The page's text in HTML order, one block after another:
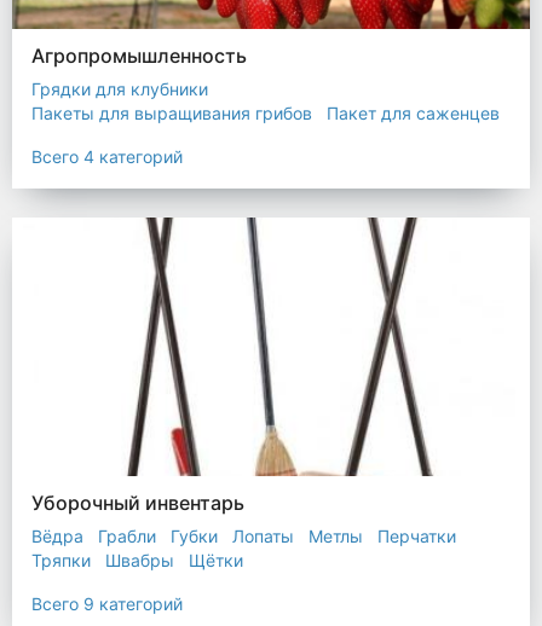
Агропромышленность
Грядки для клубники
Пакеты для выращивания грибов
Пакет для саженцев
Всего 4 категорий
Уборочный инвентарь
Вёдра Грабли Губки Лопаты Метлы
Перчатки
Тряпки
Швабры Щётки
Всего 9 категорий